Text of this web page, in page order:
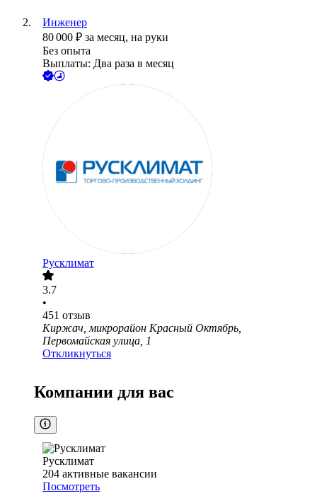
Инженер
80 000 ₽ за месяц, на руки
Без опыта
Выплаты: Два раза в месяц
Русклимат
3.7
•
451 отзыв
Киржач, микрорайон Красный Октябрь,
Первомайская улица, 1
Откликнуться
Компании для вас
Русклимат
204 активные вакансии
Посмотреть